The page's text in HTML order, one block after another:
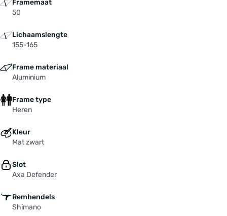
Framemaat
50
Lichaamslengte
155-165
Frame materiaal
Aluminium
Frame type
Heren
Kleur
Mat zwart
Slot
Axa Defender
Remhendels
Shimano